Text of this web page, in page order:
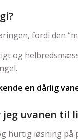
fordi den
og
en dårlig
uvanen til
hurtig løsning på